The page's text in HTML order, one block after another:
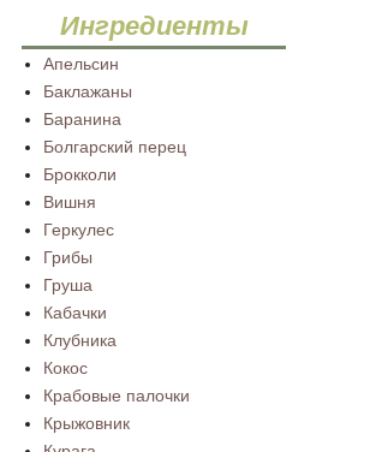
Ингредиенты
Апельсин
Баклажаны
Баранина
Болгарский перец
Брокколи
Вишня
Геркулес
Грибы
Груша
Кабачки
Клубника
Кокос
Крабовые палочки
Крыжовник